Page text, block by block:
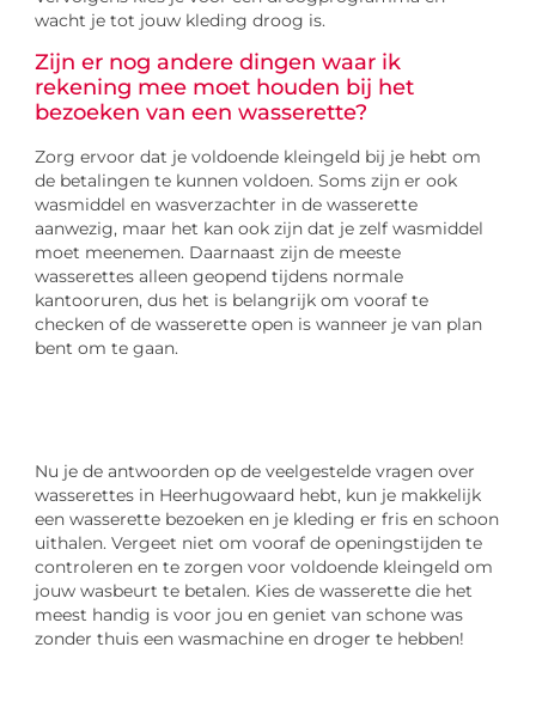
wacht je tot jouw kleding droog is.
Zijn er nog andere dingen waar ik
rekening mee moet houden bij het
bezoeken van een wasserette?
Zorg ervoor dat je voldoende kleingeld bij je hebt om
de betalingen te kunnen voldoen. Soms zijn er ook
wasmiddel en wasverzachter in de wasserette
aanwezig, maar het kan ook zijn dat je zelf wasmiddel
moet meenemen. Daarnaast zijn de meeste
wasserettes alleen geopend tijdens normale
kantooruren, dus het is belangrijk om vooraf te
checken of de wasserette open is wanneer je van plan
bent om te gaan.
Nu je de antwoorden op de veelgestelde vragen over
wasserettes in Heerhugowaard hebt, kun je makkelijk
een wasserette bezoeken en je kleding er fris en schoon
uithalen. Vergeet niet om vooraf de openingstijden te
controleren en te zorgen voor voldoende kleingeld om
jouw wasbeurt te betalen. Kies de wasserette die het
meest handig is voor jou en geniet van schone was
zonder thuis een wasmachine en droger te hebben!